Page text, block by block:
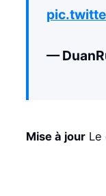
—
Mise à jourLe